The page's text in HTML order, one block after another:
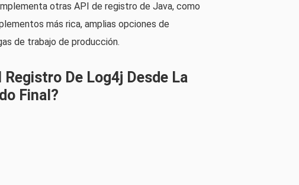
otras API de registro de Java, como
más rica, amplias opciones de
de trabajo de producción.
De Log4j Desde La
Final?